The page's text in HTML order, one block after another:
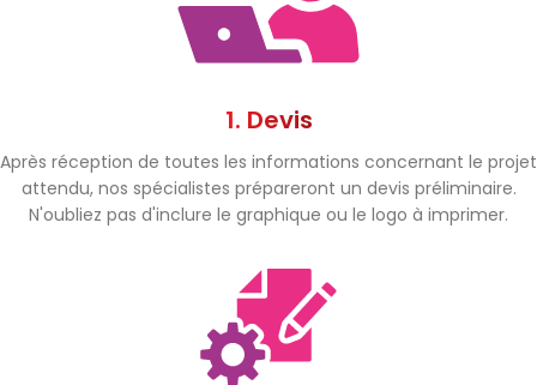
1. Devis
Après réception de toutes les informations concernant le projet
attendu, nos spécialistes prépareront un devis préliminaire.
N'oubliez pas d'inclure le graphique ou le logo à imprimer.